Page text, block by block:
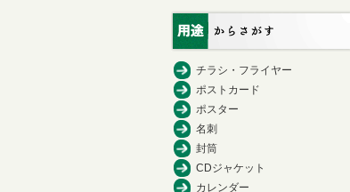
チラシ・フライヤー
ポストカード
ポスター
名刺
封筒
CDジャケット
カレンダー